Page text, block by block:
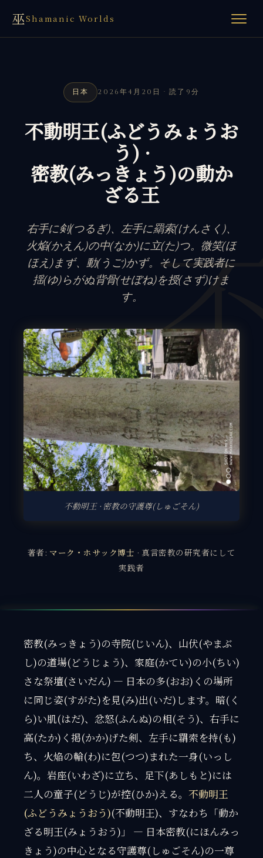
巫Shamanic Worlds
日本 2026年4月20日 · 読了9分
不動明王(ふどうみょうお
う) ·
密教(みっきょう)の動か
ざる王
右手に剣(つるぎ)、左手に羂索(けんさく)、
火焔(かえん)の中(なか)に立(た)つ。微笑(ほ
ほえ)まず、動(うご)かず。そして実践者に
揺(ゆ)らがぬ背骨(せぼね)を授(さず)けま
す。
不動明王 · 密教の守護尊(しゅごそん)
著者: マーク・ホサック博士 · 真言密教の研究者にして
実践者
密教(みっきょう)の寺院(じいん)、山伏(やまぶ
し)の道場(どうじょう)、家庭(かてい)の小(ちい)
さな祭壇(さいだん) — 日本の多(おお)くの場所
に同じ姿(すがた)を見(み)出(いだ)します。暗(く
ら)い肌(はだ)、忿怒(ふんぬ)の相(そう)、右手に
高(たか)く掲(かか)げた剣、左手に羂索を持(も)
ち、火焔の輪(わ)に包(つつ)まれた一身(いっし
ん)。岩座(いわざ)に立ち、足下(あしもと)には
二人の童子(どうじ)が控(ひか)える。 不動明王
(ふどうみょうおう)(不動明王)、すなわち「動か
ざる明王(みょうおう)」 — 日本密教(にほんみっ
きょう)の中心となる守護尊(しゅごそん)の一尊